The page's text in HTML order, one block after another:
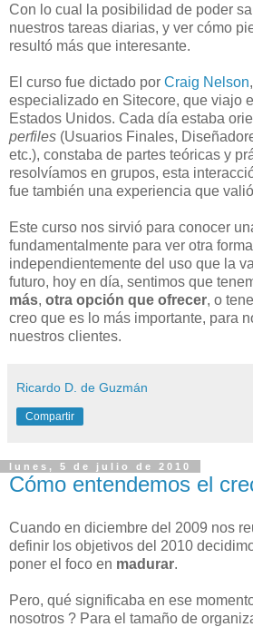
Con lo cual la posibilidad de poder
nuestros tareas diarias, y ver cómo
resultó más que interesante.
El curso fue dictado por Craig Nelson
especializado en Sitecore, que viajo
Estados Unidos. Cada día estaba
perfiles (Usuarios Finales,
etc.), constaba de partes teóricas y
resolvíamos en grupos, esta
fue también una experiencia que
Este curso nos sirvió para conocer
fundamentalmente para ver otra
independientemente del uso que la
futuro, hoy en día, sentimos que
más, otra opción que ofrecer, o
creo que es lo más importante, para
nuestros clientes.
Ricardo D. de Guzmán
Compartir
lunes, 5 de julio de 2010
Cómo entendemos el
Cuando en diciembre del 2009 nos
definir los objetivos del 2010
poner el foco en madurar.
Pero, qué significaba en ese
nosotros ? Para el tamaño de